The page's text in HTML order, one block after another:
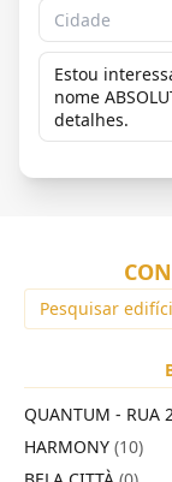
QUANTUM - RUA
HARMONY (10)